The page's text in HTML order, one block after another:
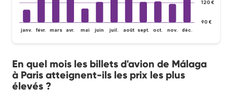
90 €
120 €
janv. févr. mars avr. mai juin juil. août sept. oct. nov. déc.
En quel mois les billets d'avion de Málaga
à Paris atteignent-ils les prix les plus
élevés ?